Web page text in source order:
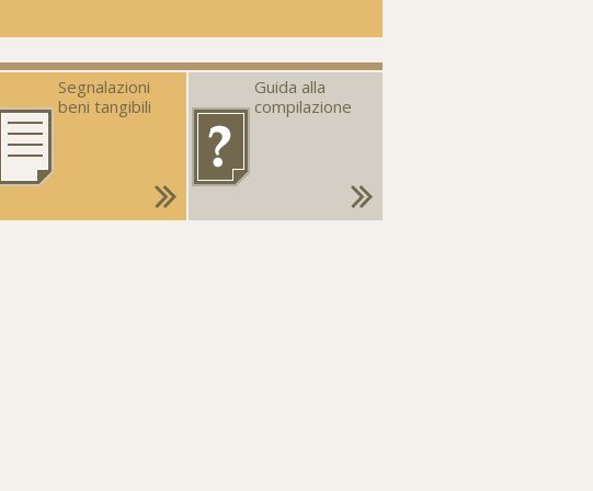
Segnalazioni
beni tangibili
Guida alla
compilazione